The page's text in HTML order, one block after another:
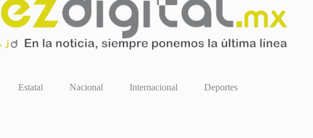
Estatal Nacional Internacional Deportes